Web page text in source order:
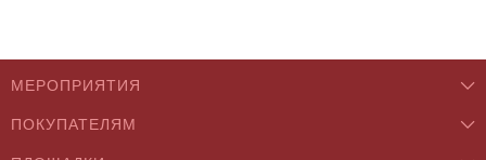
МЕРОПРИЯТИЯ
Концерты
ПОКУПАТЕЛЯМ